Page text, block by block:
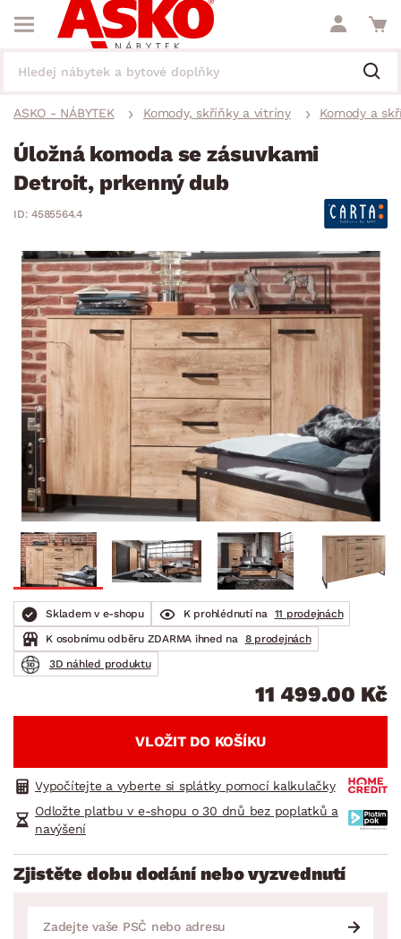
ASKO - NÁBYTEK Komody, skříňky a vitríny Komody a
Úložná komoda se zásuvkami
Detroit, prkenný dub
ID: 4585564.4
Skladem v e-shopu K prohlédnutí na
11 prodejnách
K osobnímu odběru ZDARMA ihned na
8 prodejnách
3D náhled produktu
11 499.00 Kč
VLOŽIT DO KOŠÍKU
Vypočítejte a vyberte si splátky pomocí kalkulačky
Odložte platbu v e-shopu o 30 dnů bez poplatků a
navýšení
Zjistěte dobu dodání nebo vyzvednutí